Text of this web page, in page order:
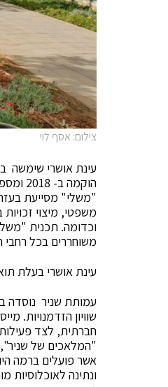
צילום: אסף לוי
עינת אושרי שימשה
"משלי" מסייעת
משפטי, מיצוי
וכדומה. תכנית
משוחררים בכל רחבי
עינת אושרי בעלת
שוויון הזדמנויות.
"המלאכים של
אשר פועלים ברמה
ונתינה לאוכלוסיות